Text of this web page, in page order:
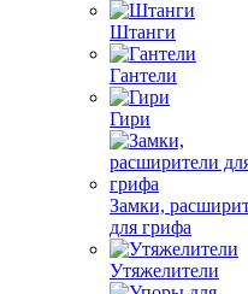
Штанги
Гантели
Гири
Замки,
для грифа
Утяжелители